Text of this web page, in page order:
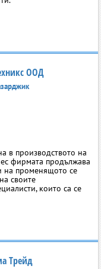
ООД
в производството на
фирмата продължава
на променящото се
своите
които са се
Трейд